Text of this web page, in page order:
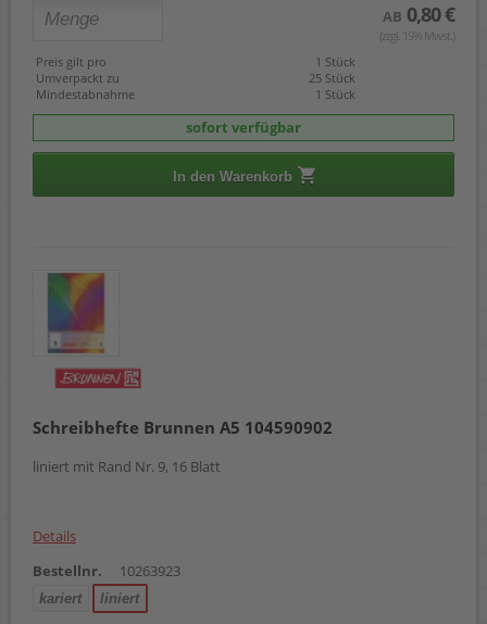
AB 0,80 €
(zzgl. 19% Mwst.)
Preis gilt pro
1 Stück
Umverpackt zu
25 Stück
Mindestabnahme
1 Stück
sofort verfügbar
In den Warenkorb
Schreibhefte Brunnen A5 104590902
liniert mit Rand Nr. 9, 16 Blatt
Details
Bestellnr.
10263923
kariert liniert